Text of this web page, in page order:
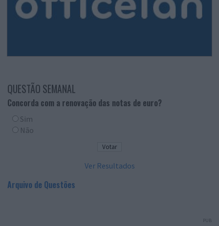
QUESTÃO SEMANAL
Concorda com a renovação das notas de euro?
Sim
Não
Ver Resultados
Arquivo de Questões
PUB